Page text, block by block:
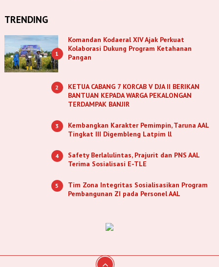
TRENDING
1
Komandan Kodaeral XIV Ajak Perkuat
Kolaborasi Dukung Program Ketahanan
Pangan
2
KETUA CABANG 7 KORCAB V DJA II BERIKAN
BANTUAN KEPADA WARGA PEKALONGAN
TERDAMPAK BANJIR
3
Kembangkan Karakter Pemimpin, Taruna AAL
Tingkat III Digembleng Latpim ll
4
Safety Berlalulintas, Prajurit dan PNS AAL
Terima Sosialisasi E-TLE
5
Tim Zona Integritas Sosialisasikan Program
Pembangunan ZI pada Personel AAL